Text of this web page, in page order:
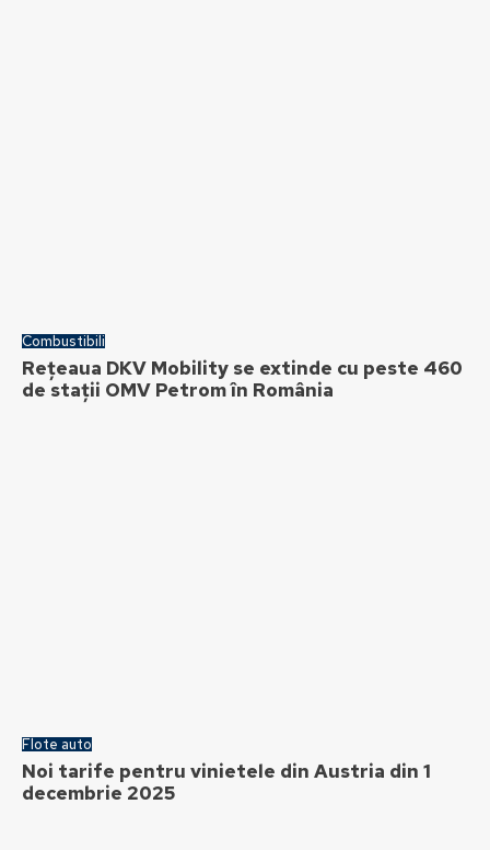
Combustibili
Rețeaua DKV Mobility se extinde cu peste 460
de stații OMV Petrom în România
Flote auto
Noi tarife pentru vinietele din Austria din 1
decembrie 2025